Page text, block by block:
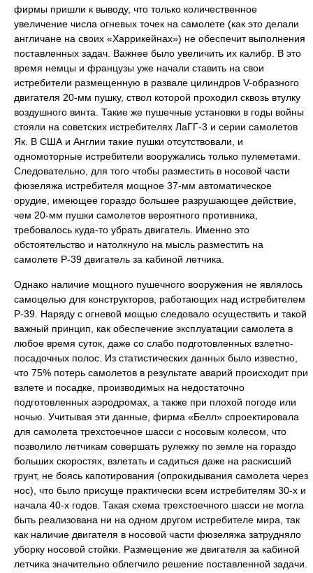
фирмы пришли к выводу, что только количественное
увеличение числа огневых точек на самолете (как это делали
англичане на своих «Харрикейнах») не обеспечит выполнения
поставленных задач. Важнее было увеличить их калибр. В это
время немцы и французы уже начали ставить на свои
истребители размещенную в развале цилиндров V-образного
двигателя 20-мм пушку, ствол которой проходил сквозь втулку
воздушного винта. Такие же пушечные установки в годы войны
стояли на советских истребителях ЛаГГ-3 и серии самолетов
Як. В США и Англии такие пушки отсутствовали, и
одномоторные истребители вооружались только пулеметами.
Следовательно, для того чтобы разместить в носовой части
фюзеляжа истребителя мощное 37-мм автоматическое
орудие, имеющее гораздо большее разрушающее действие,
чем 20-мм пушки самолетов вероятного противника,
требовалось куда-то убрать двигатель. Именно это
обстоятельство и натолкнуло на мысль разместить на
самолете Р-39 двигатель за кабиной летчика.
Однако наличие мощного пушечного вооружения не являлось
самоцелью для конструкторов, работающих над истребителем
Р-39. Наряду с огневой мощью следовало осуществить и такой
важный принцип, как обеспечение эксплуатации самолета в
любое время суток, даже со слабо подготовленных взлетно-
посадочных полос. Из статистических данных было известно,
что 75% потерь самолетов в результате аварий происходит при
взлете и посадке, производимых на недостаточно
подготовленных аэродромах, а также при плохой погоде или
ночью. Учитывая эти данные, фирма «Белл» спроектировала
для самолета трехстоечное шасси с носовым колесом, что
позволило летчикам совершать рулежку по земле на гораздо
больших скоростях, взлетать и садиться даже на раскисший
грунт, не боясь капотирования (опрокидывания самолета через
нос), что было присуще практически всем истребителям 30-х и
начала 40-х годов. Такая схема трехстоечного шасси не могла
быть реализована ни на одном другом истребителе мира, так
как наличие двигателя в носовой части фюзеляжа затрудняло
уборку носовой стойки. Размещение же двигателя за кабиной
летчика значительно облегчило решение поставленной задачи.